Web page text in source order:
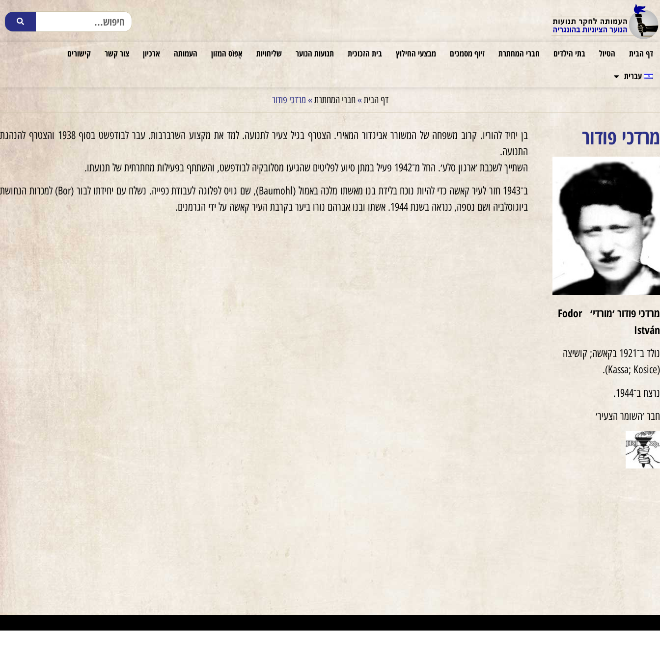
דף הבית הטיול בתי הילדים חברי המחתרת זיוף מסמכים מבצעי החילוץ בית הזכוכית תנועות הנוער שליחויות אֶפּוֹס המזון העמותה ארכיון צור קשר
קישורים
עברית
דף הבית»חברי המחתרת» מרדכי פודור
מרדכי פודור
מרדכי פודור ׳מורדי׳ Fodor
István
נולד ב־1921 בקאשה; קושיצה
(Kassa; Kosice).
נרצח ב־1944.
חבר ׳השומר הצעיר׳
בן יחיד להוריו. קרוב משפחה של המשורר אביגדור המאירי. הצטרף בגיל צעיר לתנועה. למד את מקצוע השרברבות. עבר לבודפשט בסוף 1938 והצטרף להנהגת
התנועה.
השתייך לשכבת ׳ארגון סלע׳. החל מ־1942 פעיל במתן סיוע לפליטים שהגיעו מסלובקיה לבודפשט, והשתתף בפעילות מחתרתית של תנועתו.
ב־1943 חזר לעיר קאשה כדי להיות נוכח בלידת בנו מאשתו מלכה באמול (Baumohl), שם גויס לפלוגה לעבודת כפייה. נשלח עם יחידתו לבור (Bor) למכרות הנחושת
ביוגוסלביה ושם נספה, כנראה בשנת 1944. אשתו ובנו אברהם נורו ביער בקרבת העיר קאשה על ידי הגרמנים.